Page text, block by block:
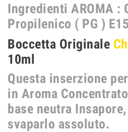
Ingredienti AROMA :
Propilenico ( PG )
Boccetta Originale
10ml
Questa inserzione
in Aroma Concentrato
base neutra
svaparlo assoluto.